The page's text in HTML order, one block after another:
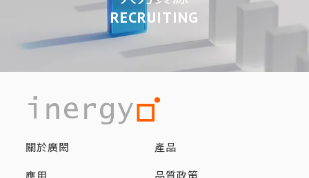
RECRUITING
關於廣閎 產品